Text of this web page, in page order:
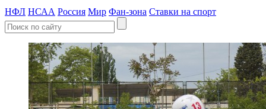
НФЛ НСАА Россия Мир Фан-зона Ставки на спорт